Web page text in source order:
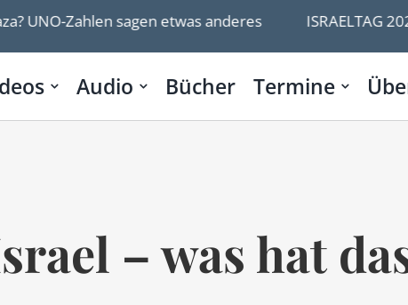
Zahlen sagen etwas anderes ISRAELTAG 2026
Audio Bücher Termine
– was hat